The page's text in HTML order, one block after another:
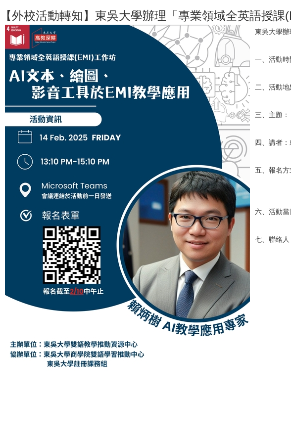
【外校活動轉知】東吳大學辦理「專業領域全英語授課
東吳大學
一、活動
二、活動
三、主題
四、講者：
五、報名
報名網
六、活動當
七、聯絡